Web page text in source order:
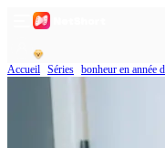
Accueil Séries bonheur en année